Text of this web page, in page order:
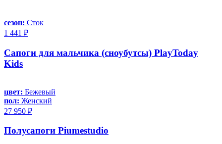
сезон: Сток
1 441 ₽
Сапоги для мальчика (сноубутсы) PlayToday
Kids
цвет: Бежевый
пол: Женский
27 950 ₽
Полусапоги Piumestudio